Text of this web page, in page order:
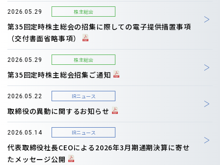
2026.05.29 株主総会
第35回定時株主総会の招集に際しての電子提供措置事項
（交付書面省略事項）
2026.05.29 株主総会
第35回定時株主総会招集ご通知
2026.05.22 IRニュース
取締役の異動に関するお知らせ
2026.05.14 IRニュース
代表取締役社長CEOによる2026年3月期通期決算に寄せ
たメッセージ公開